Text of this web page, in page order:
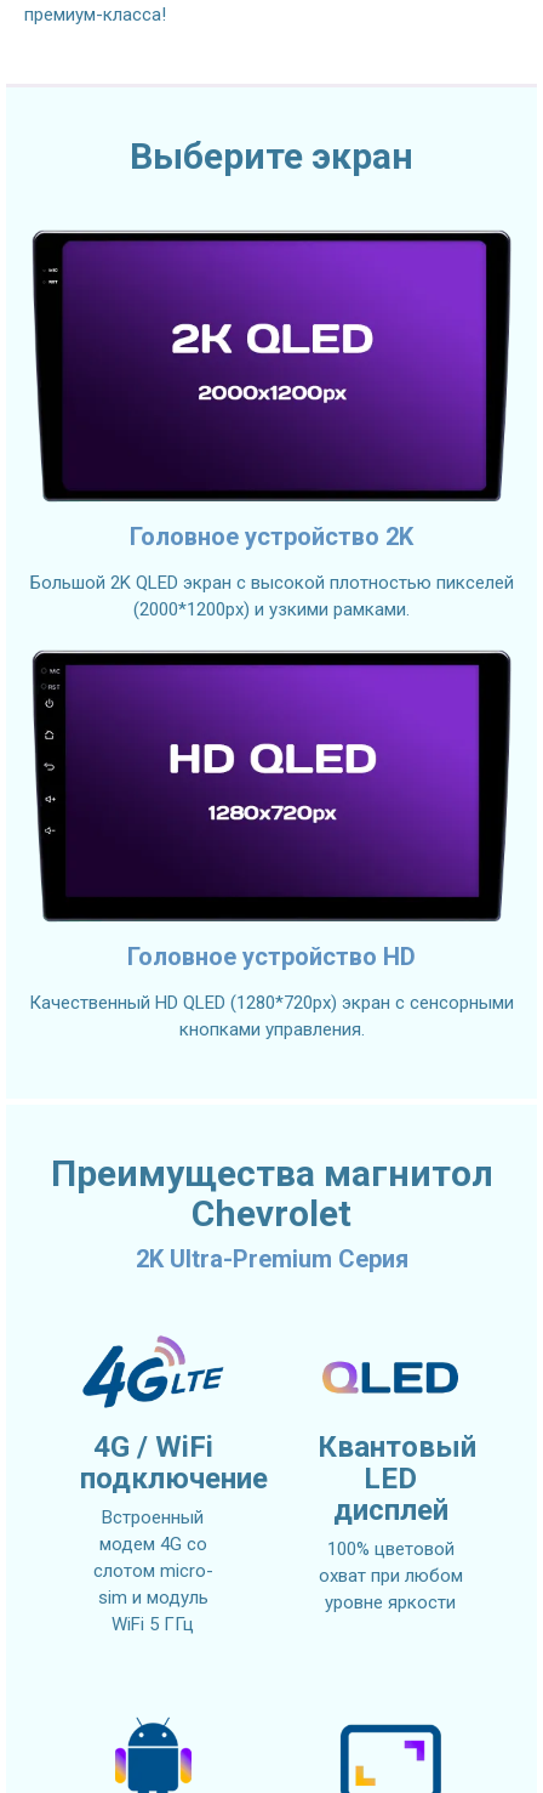
премиум-класса!
Выберите экран
Головное устройство 2K
Большой 2K QLED экран с высокой плотностью пикселей
(2000*1200px) и узкими рамками.
Головное устройство HD
Качественный HD QLED (1280*720px) экран с сенсорными
кнопками управления.
Преимущества магнитол
Chevrolet
2K Ultra-Premium Серия
4G / WiFi
подключение
Встроенный
модем 4G со
слотом micro-
sim и модуль
WiFi 5 ГГц
Квантовый
LED
дисплей
100% цветовой
охват при любом
уровне яркости